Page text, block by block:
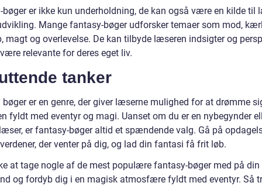
bøger er ikke kun underholdning, de kan også være en kilde til
Mange fantasy-bøger udforsker temaer som mod,
magt og overlevelse. De kan tilbyde læseren indsigter og
relevante for deres eget liv.
tanker
bøger er en genre, der giver læserne mulighed for at drømme
fyldt med eventyr og magi. Uanset om du er en nybegynder
er fantasy-bøger altid et spændende valg. Gå på
der venter på dig, og lad din fantasi få frit løb.
at tage nogle af de mest populære fantasy-bøger med på
og fordyb dig i en magisk atmosfære fyldt med eventyr. Så